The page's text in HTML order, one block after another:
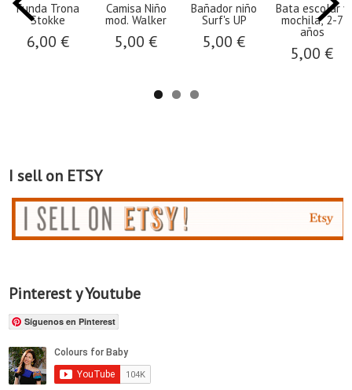
I sell on ETSY
Pinterest y Youtube
Síguenos en Pinterest
Funda Trona
Stokke
6,00 €
Camisa Niño
mod. Walker
5,00 €
Bañador niño
Surf's UP
5,00 €
Bata escolar y
mochila, 2-7
años
5,00 €